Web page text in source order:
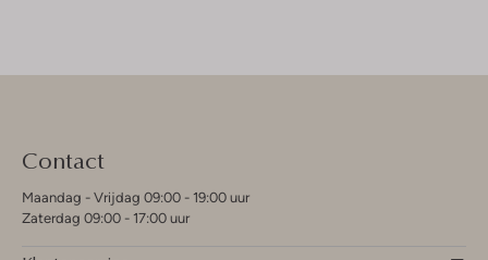
Contact
Maandag - Vrijdag 09:00 - 19:00 uur
Zaterdag 09:00 - 17:00 uur